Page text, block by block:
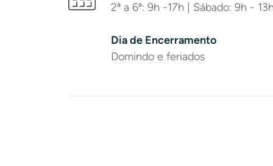
2ª a 6ª: 9h -17h | Sábado: 9h -
Dia de Encerramento
Domindo e feriados